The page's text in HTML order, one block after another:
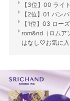
【3位】00 ライ
【2位】01 パン
【1位】03 ロー
rom&nd（ロムア
はなし♡お気に入